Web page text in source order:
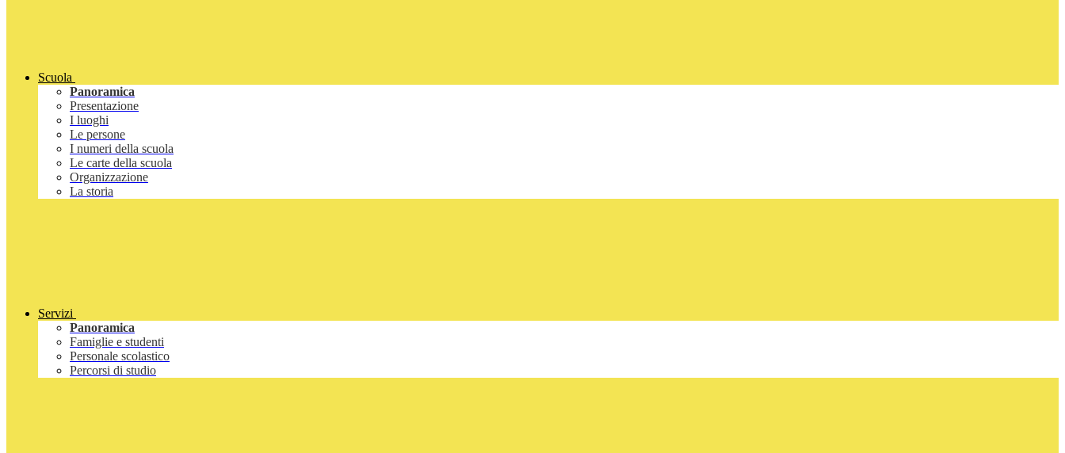
Scuola
Panoramica
Presentazione
I luoghi
Le persone
I numeri della scuola
Le carte della scuola
Organizzazione
La storia
Servizi
Panoramica
Famiglie e studenti
Personale scolastico
Percorsi di studio